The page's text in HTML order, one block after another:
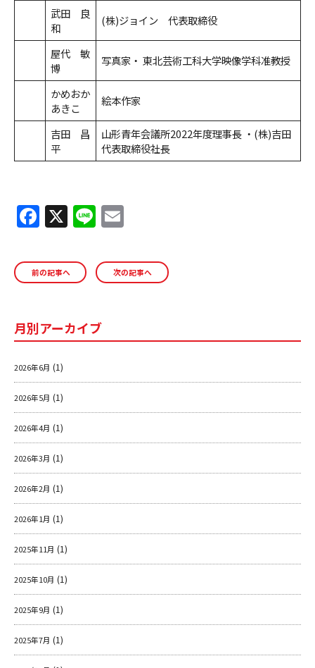
武田 良
和
(株)ジョイン 代表取締役
屋代 敏
博
写真家・ 東北芸術工科大学映像学科准教授
かめおか
あきこ
絵本作家
吉田 昌
平
山形青年会議所2022年度理事長 ・(株)吉田
代表取締役社長
F
a
c
e
o
o
k
X Li
n
e ai
l
前の記事へ 次の記事へ
月別アーカイブ
2026年6月 (1)
2026年5月 (1)
2026年4月 (1)
2026年3月 (1)
2026年2月 (1)
2026年1月 (1)
2025年11月 (1)
2025年10月 (1)
2025年9月 (1)
2025年7月 (1)